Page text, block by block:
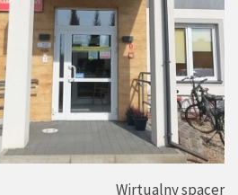
Wirtualny spacer